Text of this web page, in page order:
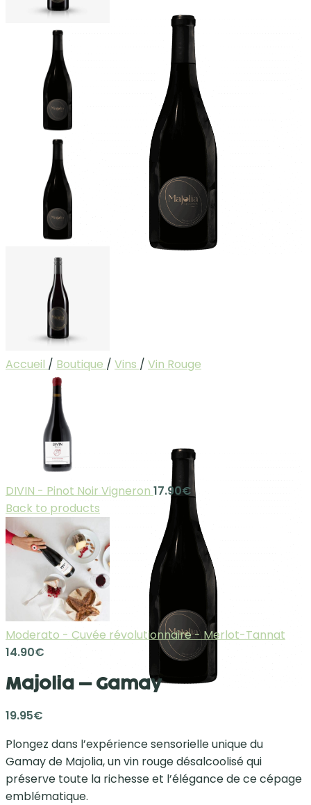
Accueil / Boutique / Vins / Vin Rouge
DIVIN - Pinot Noir Vigneron 17.90€
Back to products
Moderato - Cuvée révolutionnaire - Merlot-Tannat
14.90€
Majolia – Gamay
19.95€
Plongez dans l’expérience sensorielle unique du
Gamay de Majolia, un vin rouge désalcoolisé qui
préserve toute la richesse et l’élégance de ce cépage
emblématique.